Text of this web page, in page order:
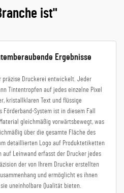
ist"
Ergebnisse
präzise Druckerei entwickelt. Jeder
Tintentropfen auf jedes einzelne Pixel
kristallklaren Text und flüssige
System ist in diesem Fall
gleichmäßig vorwärtsbewegt, was
über die gesamte Fläche des
detaillierten Logo auf Produktetiketten
auf Leinwand erfasst der Drucker jedes
der von Ihrem Drucker erstellten
und ermöglicht es ihnen
uneinholbare Qualität bieten.